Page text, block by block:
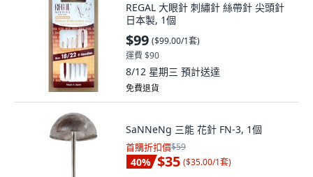
REGAL 大眼針 刺繡針 絲帶針 尖頭針
日本製, 1個
$99 ($99.00/1套)
運費 $90
8/12 星期三 預計送達
免費退貨
SaNNeNg 三能 花針 FN-3, 1個
首購折扣價$59
40% $35 ($35.00/1套)